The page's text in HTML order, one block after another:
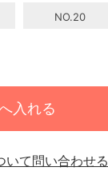
NO.20
入れる
いて問い合わせる